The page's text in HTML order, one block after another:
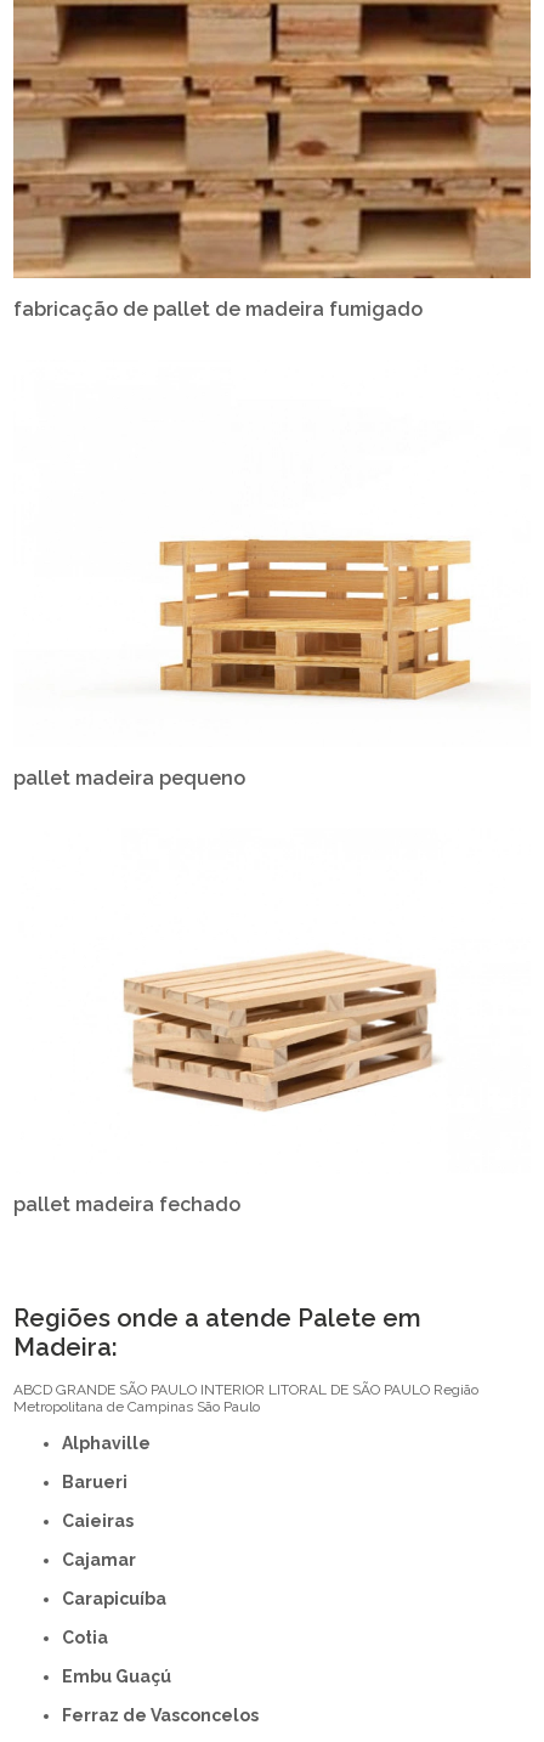
fabricação de pallet de madeira fumigado
pallet madeira pequeno
pallet madeira fechado
Regiões onde a atende Palete em
Madeira:
ABCD GRANDE SÃO PAULO INTERIOR LITORAL DE SÃO PAULO Região
Metropolitana de Campinas São Paulo
Alphaville
Barueri
Caieiras
Cajamar
Carapicuíba
Cotia
Embu Guaçú
Ferraz de Vasconcelos